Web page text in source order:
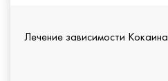
Лечение зависимости Кокаина